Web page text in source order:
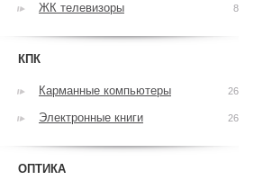
ЖК телевизоры 8
КПК
Карманные компьютеры 26
Электронные книги 26
ОПТИКА